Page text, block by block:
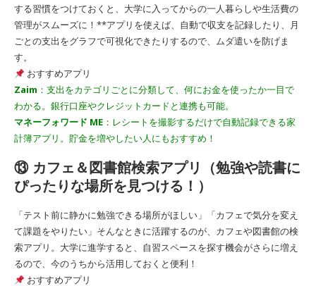
する習慣をつけておくと、大学に入ってからの一人暮らしや生活費の
管理がスムーズに！**アプリを使えば、自動で収支を記録したり、月
ごとの支出をグラフで可視化できたりするので、ムダ遣いを防げま
す。
おすすめアプリ
Zaim ：支出をカテゴリごとに分類して、何にお金を使ったか一目で
わかる。銀行口座やクレジットカードと連携も可能。
マネーフォワード ME ：レシートを撮影するだけで自動記録できる家
計簿アプリ。貯金を増やしたい人にもおすすめ！
⑬ カフェ＆図書館検索アプリ（勉強や読書に
ぴったりな場所を見つける！）
「テスト前に静かに勉強できる場所がほしい」「カフェで気分を変え
て課題をやりたい」そんなときに活躍するのが、カフェや図書館の検
索アプリ。大学に進学すると、自習スペースを探す機会がさらに増え
るので、今のうちから活用しておくと便利！
おすすめアプリ